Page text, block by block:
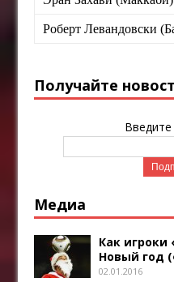
Роберт Левандовски
Получайте
Введите
Медиа
Как игроки
Новый год
02.01.2016